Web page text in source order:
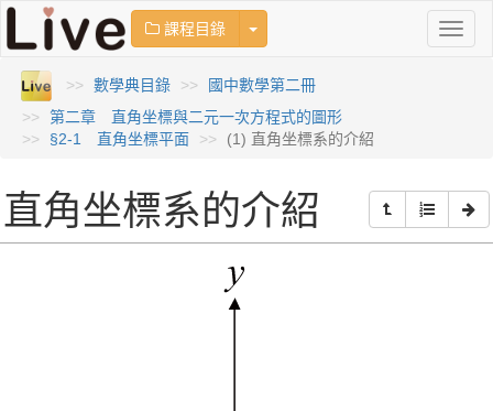
課程目錄 Toggle Dropdown
數學典目錄
國中數學第二冊
第二章 直角坐標與二元一次方程式的圖形
§2-1 直角坐標平面
(1) 直角坐標系的介紹
直角坐標系的介紹